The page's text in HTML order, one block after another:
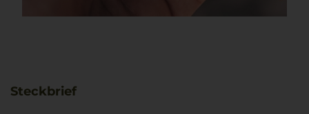
Steckbrief